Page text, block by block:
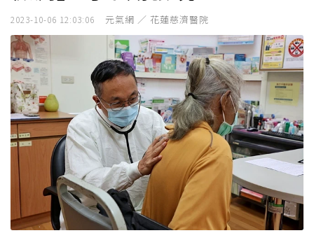
2023-10-06 12:03:06 元氣網 ／ 花蓮慈濟醫院